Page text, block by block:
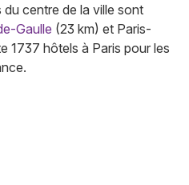
centre de la ville sont
Gaulle (23 km) et Paris-
1737 hôtels à Paris pour les